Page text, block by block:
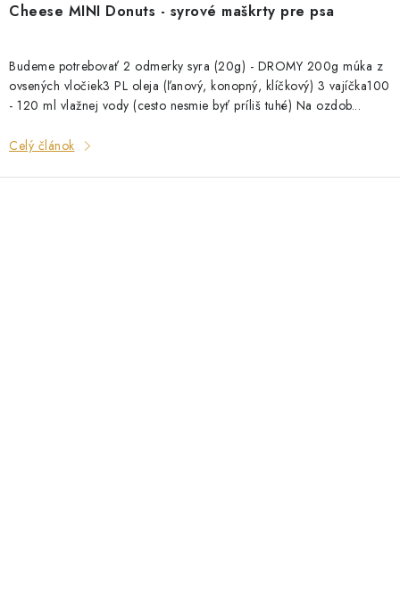
Cheese MINI Donuts - syrové maškrty pre psa
Budeme potrebovať 2 odmerky syra (20g) - DROMY 200g múka z
ovsených vločiek3 PL oleja (ľanový, konopný, klíčkový) 3 vajíčka100
- 120 ml vlažnej vody (cesto nesmie byť príliš tuhé) Na ozdob...
Celý článok